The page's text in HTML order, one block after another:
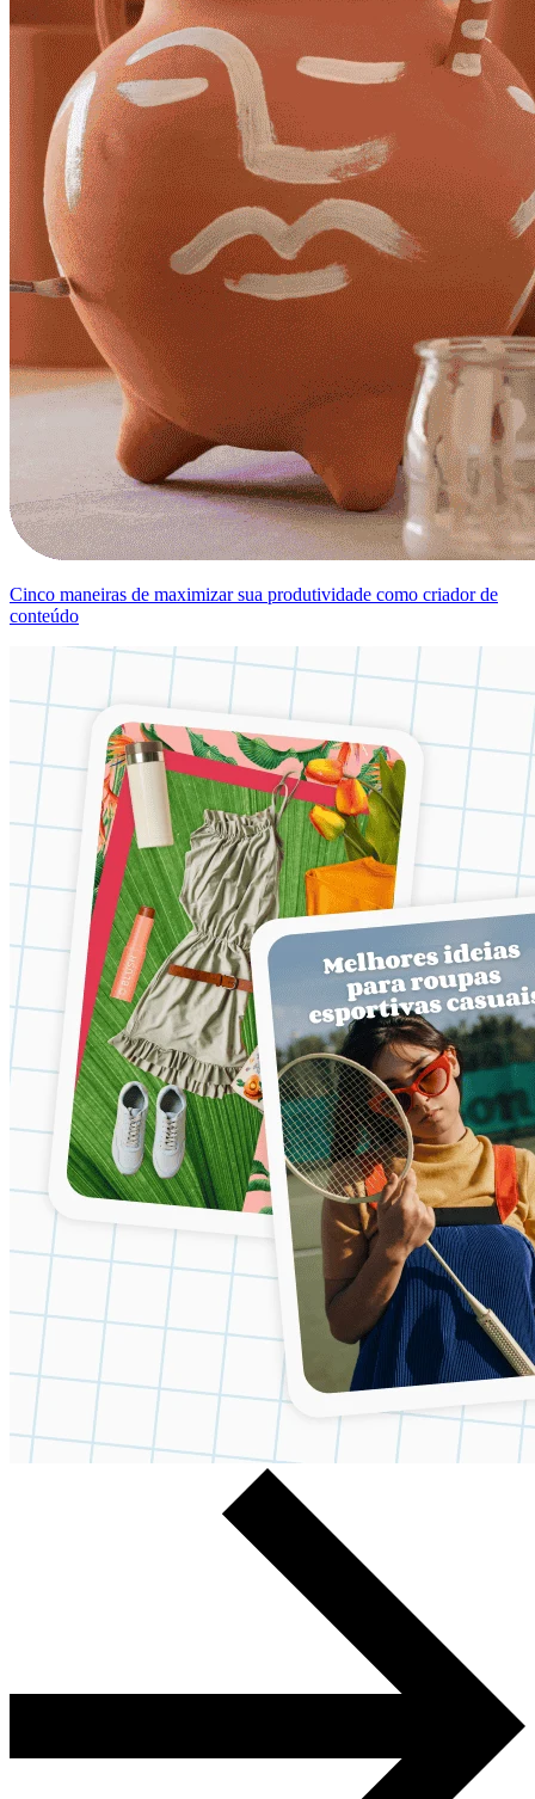
Cinco maneiras de maximizar sua produtividade como criador de
conteúdo